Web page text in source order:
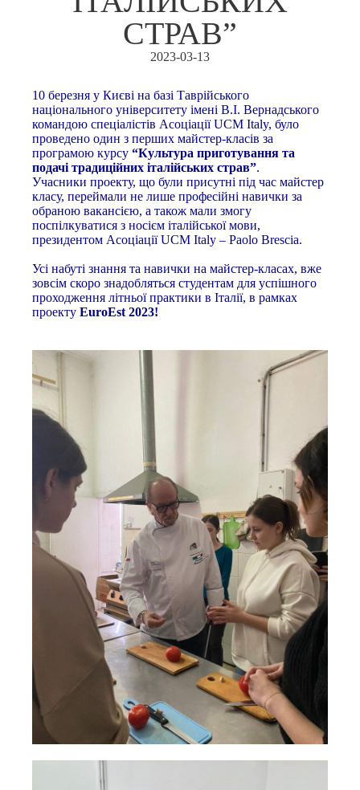
СТРАВ”
2023-03-13
10 березня у Києві на базі Таврійського
національного університету імені В.І. Вернадського
командою спеціалістів Асоціації UCM Italy, було
проведено один з перших майстер-класів за
програмою курсу “Культура приготування та
подачі традиційних італійських страв”.
Учасники проекту, що були присутні під час майстер
класу, переймали не лише професійні навички за
обраною вакансією, а також мали змогу
поспілкуватися з носієм італійської мови,
президентом Асоціації UCM Italy – Paolo Brescia.
Усі набуті знання та навички на майстер-класах, вже
зовсім скоро знадобляться студентам для успішного
проходження літньої практики в Італії, в рамках
проекту EuroEst 2023!